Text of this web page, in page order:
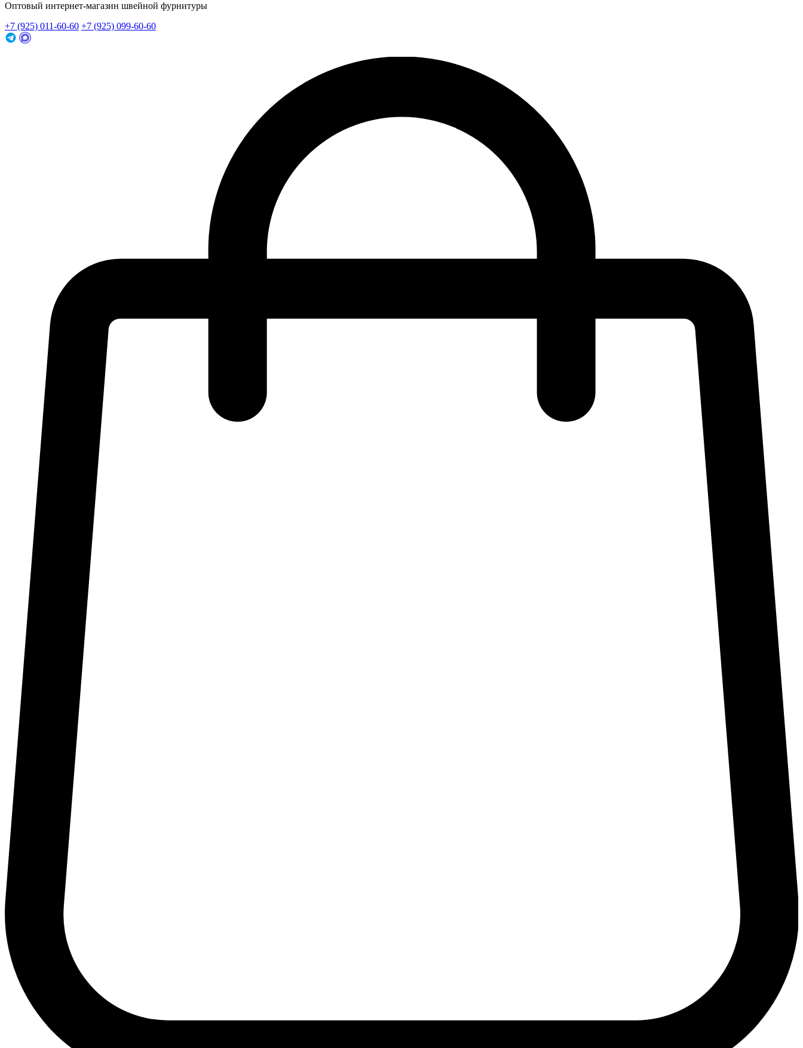
Оптовый интернет-магазин швейной фурнитуры
+7 (925) 011-60-60 +7 (925) 099-60-60